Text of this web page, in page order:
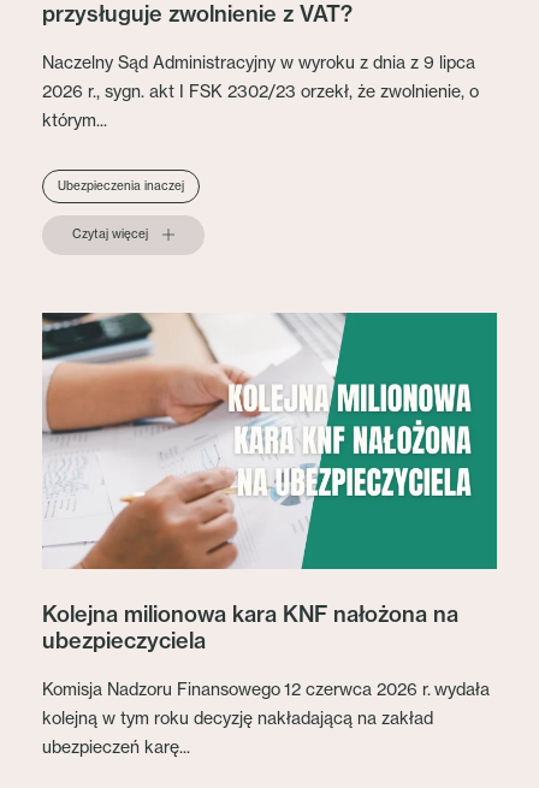
przysługuje zwolnienie z VAT?
Naczelny Sąd Administracyjny w wyroku z dnia z 9 lipca
2026 r., sygn. akt I FSK 2302/23 orzekł, że zwolnienie, o
którym...
Ubezpieczenia inaczej
Czytaj więcej
Kolejna milionowa kara KNF nałożona na
ubezpieczyciela
Komisja Nadzoru Finansowego 12 czerwca 2026 r. wydała
kolejną w tym roku decyzję nakładającą na zakład
ubezpieczeń karę...